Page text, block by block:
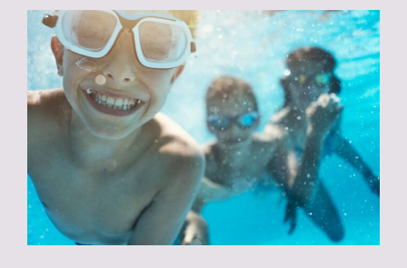
CUENTA
PARA
LA
ELECCIÓN
DE
UN
CEPILLO
DE
DIENTES
INFANTIL